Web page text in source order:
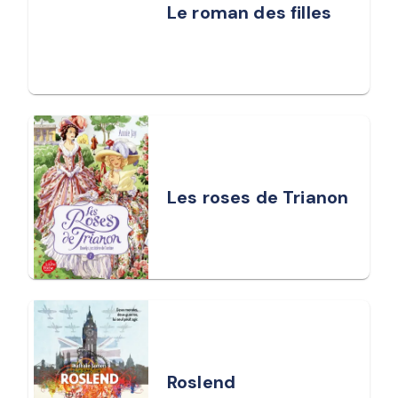
Le roman des filles
Les roses de Trianon
Roslend